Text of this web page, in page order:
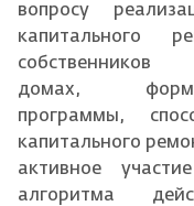
вопросу
капитального
домах,
программы,
капитального
активное
алгоритма